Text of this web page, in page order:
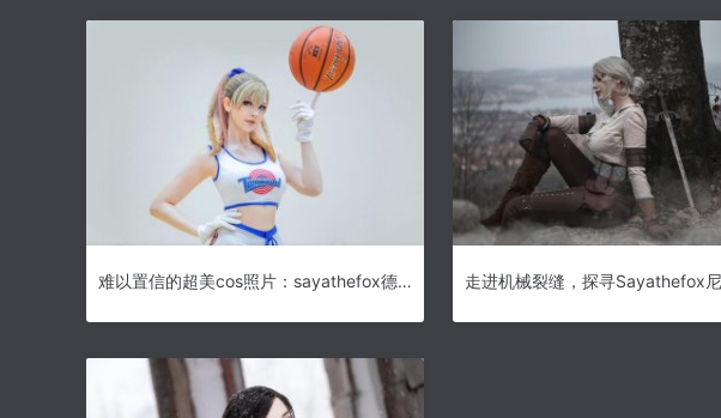
难以置信的超美cos照片：sayathefox德国的完美展现